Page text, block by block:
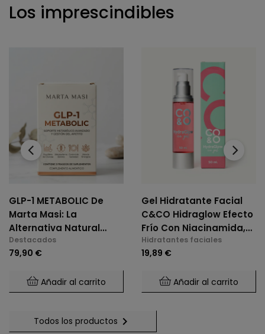
Los imprescindibles
GLP-1 METABOLIC De
Marta Masi: La
Alternativa Natural
Para El Control De
Glucosa Y Saciedad.
Destacados
79,90 €
Añadir al carrito
Gel Hidratante Facial
C&CO Hidraglow Efecto
Frío Con Niacinamida,
Xylitol, Panthenol,
Elastina Marina, Para
Hidratantes faciales
19,89 €
Añadir al carrito
‹ ›
Todos los productos 